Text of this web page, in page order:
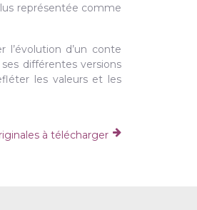
représentée comme
l’évolution d’un conte
différentes versions
les valeurs et les
à télécharger